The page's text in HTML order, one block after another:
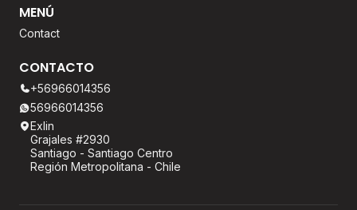
MENÚ
Contact
CONTACTO
+56966014356
56966014356
Exlin
Grajales #2930
Santiago - Santiago Centro
Región Metropolitana - Chile